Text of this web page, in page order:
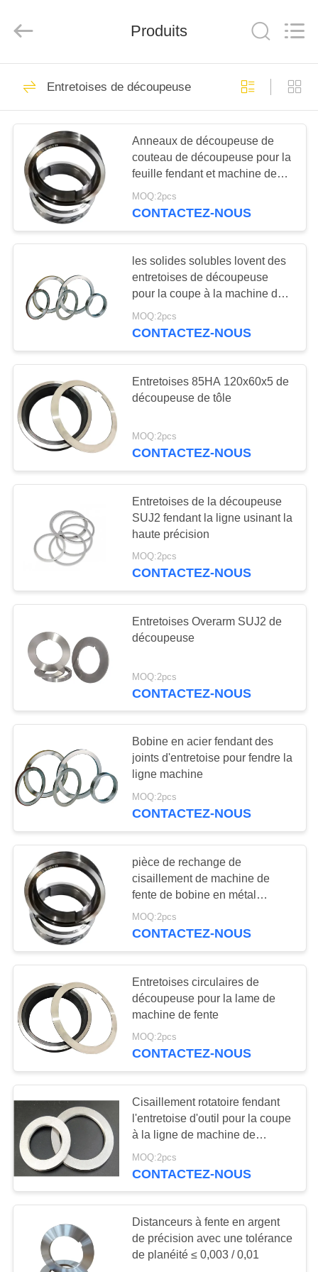
MAISON
PRODUITS
VIDÉOS
PROPOS
DE
NOUS
VISITE
DE
L'USINE
DE
QUALITÉ
AFFAIRES
DEMANDEZ
UN DEVIS
PLAN
DU
SITE
POLITIQUE
DE
CONFIDENTIALITÉ
Co.，
Reserved.
Lame hydraulique
de cisaillement
Lames de
cisaillement de tôle
29
lames rotatoires de
découpeuse
114
Cisaillez fendre des
couteaux
lame volante de
cisaillement
Lames en acier de
cisaillement
Lames de
cisaillement
d'alligator
lames de hachoir à
ferraille
Produits
Entretoises de découpeuse
Anneaux de découpeuse de
couteau de découpeuse pour la
feuille fendant et machine de
rebobinage
MOQ:2pcs
CONTACTEZ-NOUS
les solides solubles lovent des
entretoises de découpeuse
pour la coupe à la machine de
longueur
MOQ:2pcs
CONTACTEZ-NOUS
Entretoises 85HA 120x60x5 de
découpeuse de tôle
MOQ:2pcs
CONTACTEZ-NOUS
Entretoises de la découpeuse
SUJ2 fendant la ligne usinant la
haute précision
MOQ:2pcs
CONTACTEZ-NOUS
Entretoises Overarm SUJ2 de
découpeuse
MOQ:2pcs
CONTACTEZ-NOUS
Bobine en acier fendant des
joints d'entretoise pour fendre la
ligne machine
MOQ:2pcs
CONTACTEZ-NOUS
pièce de rechange de
cisaillement de machine de
fente de bobine en métal
d'anneaux d'entretoise
105x32x3
MOQ:2pcs
CONTACTEZ-NOUS
Entretoises circulaires de
découpeuse pour la lame de
machine de fente
MOQ:2pcs
CONTACTEZ-NOUS
Cisaillement rotatoire fendant
l'entretoise d'outil pour la coupe
à la ligne de machine de
longueur
MOQ:2pcs
CONTACTEZ-NOUS
Distanceurs à fente en argent
de précision avec une tolérance
de planéité ≤ 0,003 / 0,01